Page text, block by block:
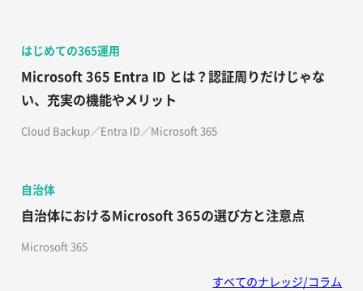
はじめての365運用
​​Microsoft 365 Entra ID とは？認証周りだけじゃな
い、充実の機能やメリット​
Cloud Backup​／Entra ID／Microsoft 365
自治体
自治体におけるMicrosoft 365の選び方と注意点
Microsoft 365
すべてのナレッジ/コラム